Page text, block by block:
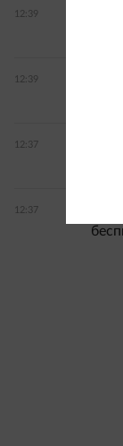
12:39
На
12:39
12:37
к
12:37